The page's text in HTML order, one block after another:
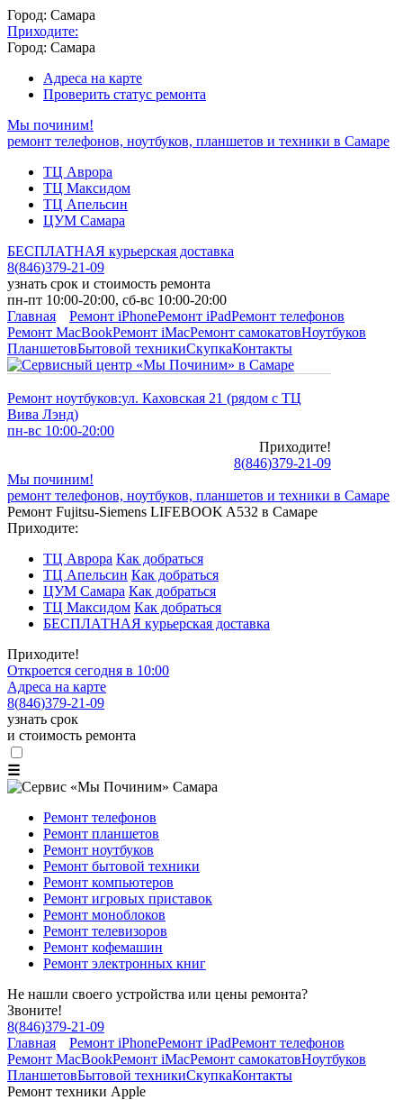
Город: Самара
Приходите:
Город: Самара
Адреса на карте
Проверить статус ремонта
Мы починим!
ремонт телефонов, ноутбуков, планшетов и техники в Самаре
ТЦ Аврора
ТЦ Максидом
ТЦ Апельсин
ЦУМ Самара
БЕСПЛАТНАЯ курьерская доставка
8(846)379-21-09
узнать срок и стоимость ремонта
пн-пт 10:00-20:00, сб-вс 10:00-20:00
Главная
Ремонт iPhoneРемонт iPadРемонт телефонов
Ремонт MacBookРемонт iMacРемонт самокатовНоутбуков
ПланшетовБытовой техникиСкупкаКонтакты
Ремонт ноутбуков:ул. Каховская 21 (рядом с ТЦ
Вива Лэнд)
пн-вс 10:00-20:00
Приходите!
8(846)379-21-09
Мы починим!
ремонт телефонов, ноутбуков, планшетов и техники в Самаре
Ремонт Fujitsu-Siemens LIFEBOOK A532 в Самаре
Приходите:
ТЦ Аврора Как добраться
ТЦ Апельсин Как добраться
ЦУМ Самара Как добраться
ТЦ Максидом Как добраться
БЕСПЛАТНАЯ курьерская доставка
Приходите!
Откроется сегодня в 10:00
Адреса на карте
8(846)379-21-09
узнать срок
и стоимость ремонта
☰
Ремонт телефонов
Ремонт планшетов
Ремонт ноутбуков
Ремонт бытовой техники
Ремонт компьютеров
Ремонт игровых приставок
Ремонт моноблоков
Ремонт телевизоров
Ремонт кофемашин
Ремонт электронных книг
Не нашли своего устройства или цены ремонта?
Звоните!
8(846)379-21-09
Главная
Ремонт iPhoneРемонт iPadРемонт телефонов
Ремонт MacBookРемонт iMacРемонт самокатовНоутбуков
ПланшетовБытовой техникиСкупкаКонтакты
Ремонт техники Apple